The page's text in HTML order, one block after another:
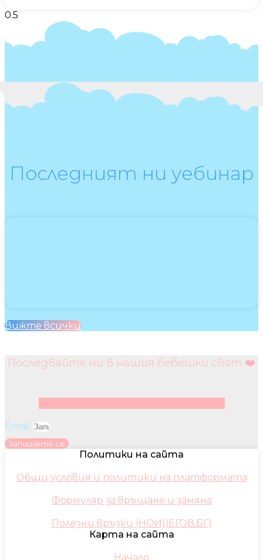
Последният ни уебинар
Вижте всички
Последвайте ни в нашия бебешки свят ❤️
Email
Запишете се
Политики на сайта
Общи условия и политики на платформата
Формуляр за връщане и замяна
Полезни връзки (НОИ)(ЕГОВ.БГ)
Карта на сайта
Начало